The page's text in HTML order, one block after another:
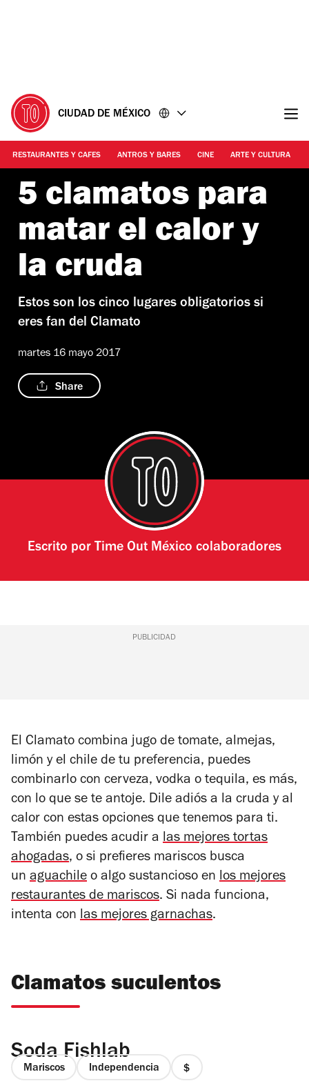
CIUDAD DE MÉXICO
RESTAURANTES Y CAFES ANTROS Y BARES CINE ARTE Y CULTURA
5 clamatos para
matar el calor y
la cruda
Estos son los cinco lugares obligatorios si
eres fan del Clamato
martes 16 mayo 2017
Share
Escrito por Time Out México colaboradores
PUBLICIDAD
El Clamato combina jugo de tomate, almejas,
limón y el chile de tu preferencia, puedes
combinarlo con cerveza, vodka o tequila, es más,
con lo que se te antoje. Dile adiós a la cruda y al
calor con estas opciones que tenemos para ti.
También puedes acudir a las mejores tortas
ahogadas, o si prefieres mariscos busca
un aguachile o algo sustancioso en los mejores
restaurantes de mariscos. Si nada funciona,
intenta con las mejores garnachas.
Clamatos suculentos
Soda Fishlab
Mariscos Independencia
precio